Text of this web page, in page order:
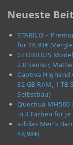
Neueste
STABILO –
für 16,93€
GLORIOUS
2.0 Sensor,
Captiva Highend
32 GB RAM, 1
Selbstbau)
Quechua
in 4 Farben für je
adidas Men’s
48,98€)